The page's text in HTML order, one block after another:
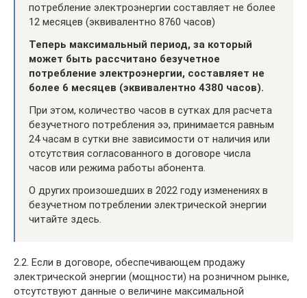
потребление электроэнергии составляет не более
12 месяцев (эквивалентно 8760 часов)
Теперь максимальный период, за который
может быть рассчитано безучетное
потребление электроэнергии, составляет не
более 6 месяцев (эквивалентно 4380 часов).
При этом, количество часов в сутках для расчета
безучетного потребления ээ, принимается равным
24 часам в сутки вне зависимости от наличия или
отсутствия согласованного в договоре числа
часов или режима работы абонента.
О других произошедших в 2022 году изменениях в
безучетном потреблении электрической энергии
читайте здесь.
2.2. Если в договоре, обеспечивающем продажу
электрической энергии (мощности) на розничном рынке,
отсутствуют данные о величине максимальной